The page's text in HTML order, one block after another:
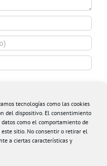
tecnologías como las cookies
del dispositivo. El consentimiento
como el comportamiento de
sitio. No consentir o retirar el
a ciertas características y
que comente.